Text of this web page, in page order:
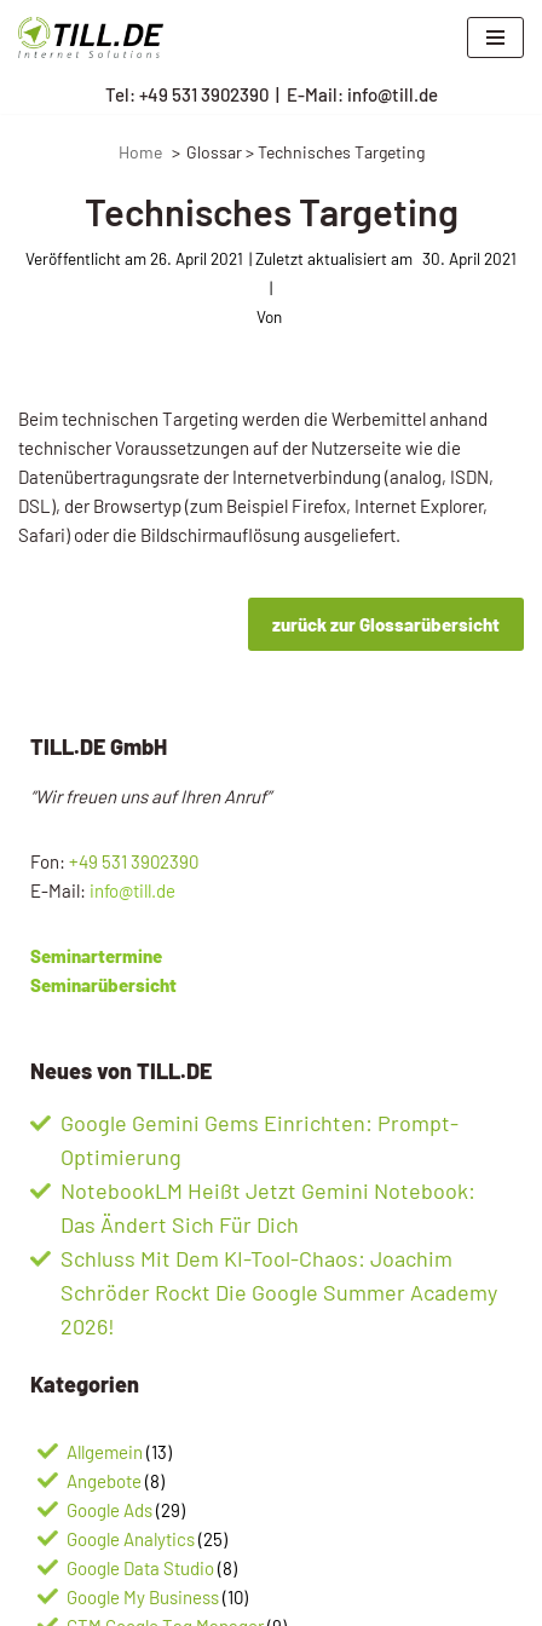
Zum
Tel: +49 531 3902390| E-Mail: info@till.de
Home Glossar > Technisches Targeting
Technisches Targeting
Veröffentlicht am26. April 2021 30. April 2021
Von
Beim technischen Targeting wer­den die Werbemittel anhand
technischer Voraussetzun­gen auf der Nutzerseite wie die
Datenübertragungsrate der Internetverbindung (analog, ISDN,
DSL), der Brow­sertyp (zum Beispiel Firefox, Internet Explorer,
Safari) oder die Bildschirmauflösung ausgeliefert.
zurück zur Glossarübersicht
TILL.DE GmbH
“Wir freuen uns auf Ihren Anruf”
Fon: +49 531 3902390
E-Mail: info@till.de
Seminartermine
Seminarübersicht
Neues von TILL.DE
Google Gemini Gems Einrichten: Prompt-
Optimierung
NotebookLM Heißt Jetzt Gemini Notebook:
Das Ändert Sich Für Dich
Schluss Mit Dem KI-Tool-Chaos: Joachim
Schröder Rockt Die Google Summer Academy
2026!
Kategorien
Allgemein (13)
Angebote (8)
Google Ads(29)
Google Analytics(25)
Google Data Studio(8)
Google My Business(10)